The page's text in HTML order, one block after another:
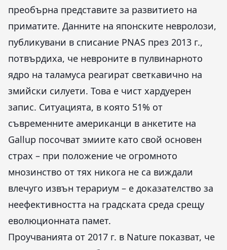
преобърна представите за развитието на
приматите. Данните на японските невролози,
публикувани в списание PNAS през 2013 г.,
потвърдиха, че невроните в пулвинарното
ядро на таламуса реагират светкавично на
змийски силуети. Това е чист хардуерен
запис. Ситуацията, в която 51% от
съвременните американци в анкетите на
Gallup посочват змиите като свой основен
страх – при положение че огромното
мнозинство от тях никога не са виждали
влечуго извън терариум – е доказателство за
неефективността на градската среда срещу
еволюционната памет.
Проучванията от 2017 г. в Nature показват, че